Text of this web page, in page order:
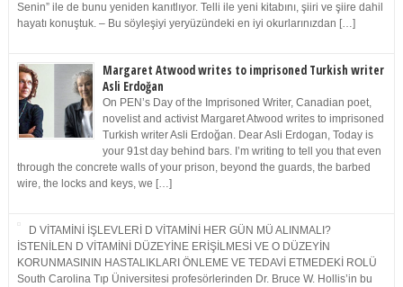
Senin” ile de bunu yeniden kanıtlıyor. Telli ile yeni kitabını, şiiri ve şiire dahil
hayatı konuştuk. – Bu söyleşiyi yeryüzündeki en iyi okurlarınızdan […]
Margaret Atwood writes to imprisoned Turkish writer
Asli Erdoğan
On PEN’s Day of the Imprisoned Writer, Canadian poet,
novelist and activist Margaret Atwood writes to imprisoned
Turkish writer Asli Erdoğan. Dear Asli Erdogan, Today is
your 91st day behind bars. I’m writing to tell you that even
through the concrete walls of your prison, beyond the guards, the barbed
wire, the locks and keys, we […]
D VİTAMİNİ İŞLEVLERİ D VİTAMİNİ HER GÜN MÜ ALINMALI?
İSTENİLEN D VİTAMİNİ DÜZEYİNE ERİŞİLMESİ VE O DÜZEYİN
KORUNMASININ HASTALIKLARI ÖNLEME VE TEDAVİ ETMEDEKİ ROLÜ
South Carolina Tıp Üniversitesi profesörlerinden Dr. Bruce W. Hollis’in bu